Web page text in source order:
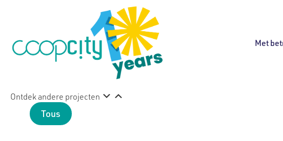
Met
Ontdek andere projecten
Tous